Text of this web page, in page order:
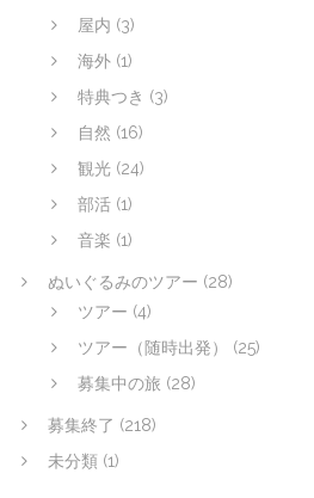
屋内 (3)
海外 (1)
特典つき (3)
自然 (16)
観光 (24)
部活 (1)
音楽 (1)
ぬいぐるみのツアー (28)
ツアー (4)
ツアー（随時出発）
(25)
募集中の旅 (28)
募集終了 (218)
未分類 (1)